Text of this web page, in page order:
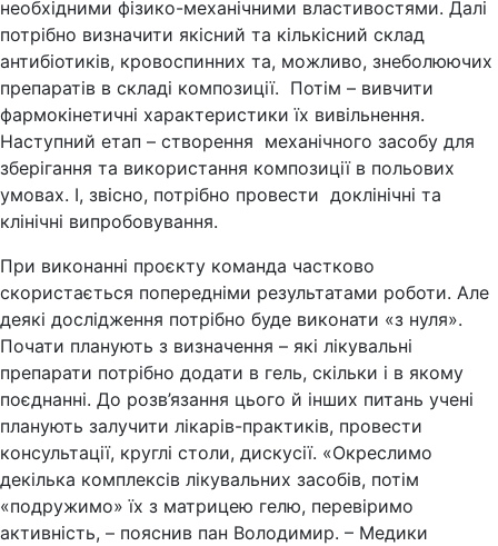
необхідними фізико-механічними властивостями. Далі
потрібно визначити якісний та кількісний склад
антибіотиків, кровоспинних та, можливо, знеболюючих
препаратів в складі композиції. Потім – вивчити
фармокінетичні характеристики їх вивільнення.
Наступний етап – створення механічного засобу для
зберігання та використання композиції в польових
умовах. І, звісно, потрібно провести доклінічні та
клінічні випробовування.
При виконанні проєкту команда частково
скористається попередніми результатами роботи. Але
деякі дослідження потрібно буде виконати «з нуля».
Почати планують з визначення – які лікувальні
препарати потрібно додати в гель, скільки і в якому
поєднанні. До розв’язання цього й інших питань учені
планують залучити лікарів-практиків, провести
консультації, круглі столи, дискусії. «Окреслимо
декілька комплексів лікувальних засобів, потім
«подружимо» їх з матрицею гелю, перевіримо
активність, – пояснив пан Володимир. – Медики